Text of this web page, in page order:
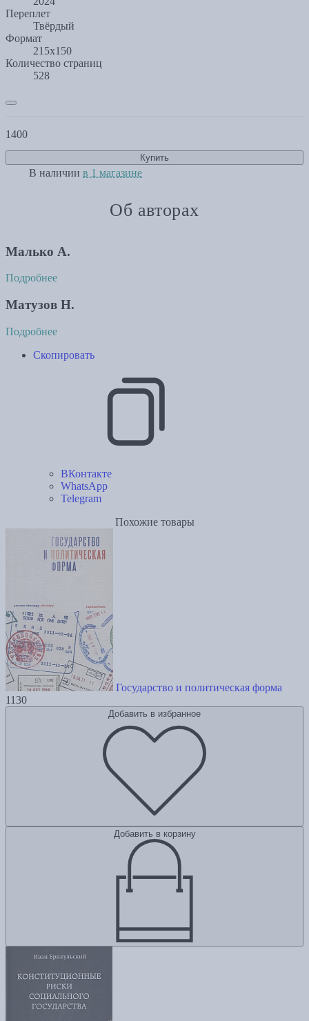
Переплет
Твёрдый
Формат
215x150
Количество страниц
528
1400
Купить
В наличии в 1 магазине
Об авторах
Малько А.
Подробнее
Матузов Н.
Подробнее
Скопировать
ВКонтакте
WhatsApp
Telegram
Похожие товары
Государство и политическая форма
1130
Добавить в избранное
Добавить в корзину